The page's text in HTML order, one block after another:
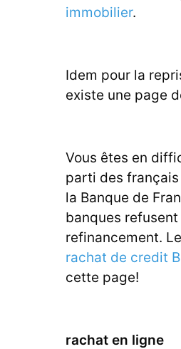
immobilier.
Idem pour la
existe une page
Vous êtes en
parti des français
la Banque de
banques
refinancement.
rachat de credit
cette page!
rachat en ligne